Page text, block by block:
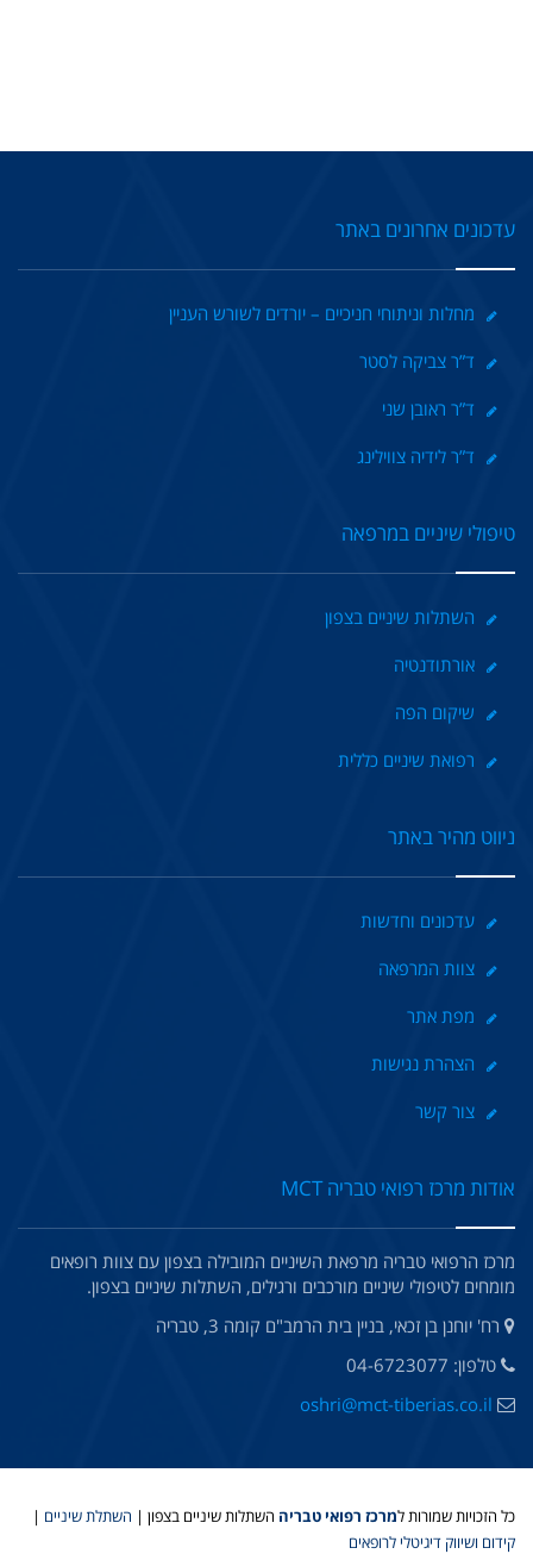
עדכונים אחרונים באתר
מחלות וניתוחי חניכיים – יורדים לשורש העניין
ד”ר צביקה לסטר
ד”ר ראובן שני
ד”ר לידיה צווילינג
טיפולי שיניים במרפאה
השתלות שיניים בצפון
אורתודנטיה
שיקום הפה
רפואת שיניים כללית
ניווט מהיר באתר
עדכונים וחדשות
צוות המרפאה
מפת אתר
הצהרת נגישות
צור קשר
אודות מרכז רפואי טבריה MCT
מרכז הרפואי טבריה מרפאת השיניים המובילה בצפון עם צוות רופאים
מומחים לטיפולי שיניים מורכבים ורגילים, השתלות שיניים בצפון.
רח' יוחנן בן זכאי, בניין בית הרמב"ם קומה 3, טבריה
טלפון: 04-6723077
oshri@mct-tiberias.co.il
כל הזכויות שמורות למרכז רפואי טבריה השתלות שיניים בצפון | השתלת שיניים |
קידום ושיווק דיגיטלי לרופאים